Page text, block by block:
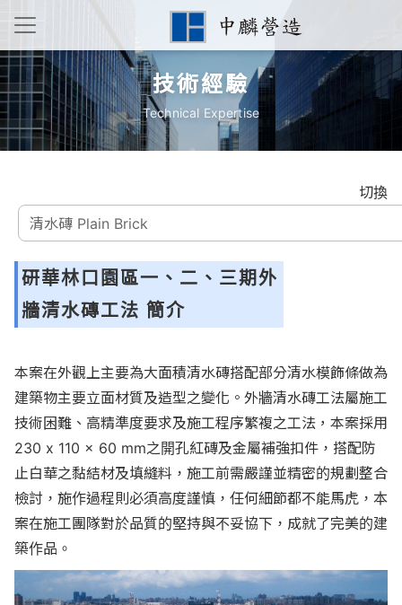
技術經驗
Technical Expertise
切換
研華林口園區一、二、三期外
牆清水磚工法 簡介
本案在外觀上主要為大面積清水磚搭配部分清水模飾條做為
建築物主要立面材質及造型之變化。外牆清水磚工法屬施工
技術困難、高精準度要求及施工程序繁複之工法，本案採用
230 x 110 x 60 mm之開孔紅磚及金屬補強扣件，搭配防
止白華之黏結材及填縫料，施工前需嚴謹並精密的規劃整合
檢討，施作過程則必須高度謹慎，任何細節都不能馬虎，本
案在施工團隊對於品質的堅持與不妥協下，成就了完美的建
築作品。